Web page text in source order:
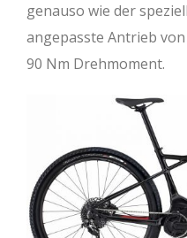
genauso wie der
angepasste Antrieb
90 Nm Drehmoment.